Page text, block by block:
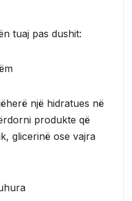
tuaj pas dushit:
një hidratues në
produkte që
glicerinë ose vajra